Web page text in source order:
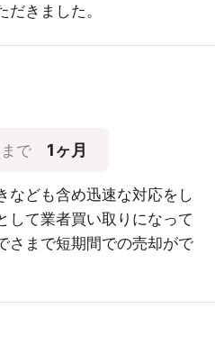
きました。
で 1ヶ月
なども含め迅速な対応をし
して業者買い取りになって
さまで短期間での売却がで